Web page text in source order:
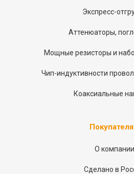
Экспресс-
Аттенюаторы,
Мощные резисторы и
Чип-индуктивности
Коаксиальные
О компании
Сделано в